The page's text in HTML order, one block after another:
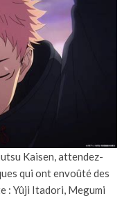
Kaisen, attendez-
qui ont envoûté des
: Yûji Itadori, Megumi